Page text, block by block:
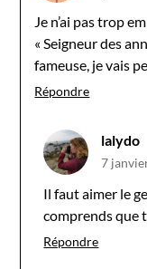
Je n’ai pas trop
« Seigneur des
fameuse, je vais
Répondre
lalydo
7
Il faut aimer le
comprends que
Répondre